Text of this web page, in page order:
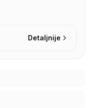
Detaljnije